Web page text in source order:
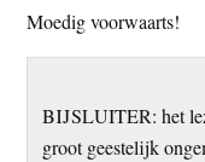
Moedig voorwaarts!
BIJSLUITER: het
groot geestelijk